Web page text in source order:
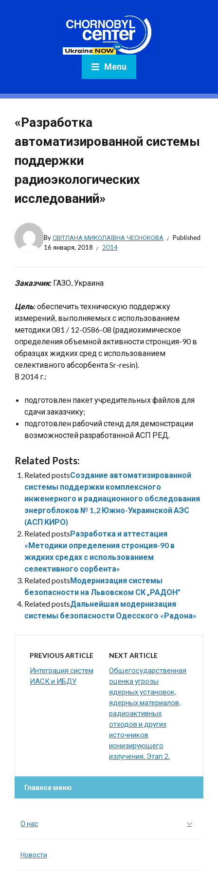
Menu
«Разработка
автоматизированной системы
поддержки
радиоэкологических
исследований»
ByСВІТЛАНА МИКОЛАЇВНА ЧЕСНОКОВА
Published
16 января, 2018
2014
Заказчик: ГАЗО, Украина
Цель:обеспечить техническую поддержку
измерений, выполняемых с использованием
методики 081 / 12-0586-08 (радиохимическое
определения объемной активности стронция-90 в
образцах жидких сред с использованием
селективного абсорбента Sr-resin).
В 2014 г.:
подготовлен пакет учредительных файлов для
сдачи заказчику;
подготовлен рабочий стенд для демонстрации
возможностей разработанной АСП РЕД.
Related Posts:
Related postsСоздание автоматизированной
системы поддержки комплексного
инженерного и радиационного обследования
энергоблоков № 1,2 Южно-Украинской АЭС
(АСП КИРО)
Related postsРазработка и аттестация
«Методики определения стронция-90 в
жидких средах с использованием
селективного сорбента»
Related postsМодернизация системы
безопасности на Львовском СК „РАДОН”
Related postsДальнейшая модернизация
системы безопасности Одесского «Радона»
PREVIOUS ARTICLE
Интеграция систем
ИАСК и ИБДУ
NEXT ARTICLE
Общегосударственная
оценка угрозы
ядерных установок,
ядерных материалов,
радиоактивных
отходов и других
источников
ионизирующего
излучения. Этап 2.
Главное меню
О нас
Новости